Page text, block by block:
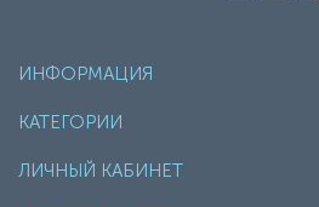
ИНФОРМАЦИЯ
КАТЕГОРИИ
ЛИЧНЫЙ КАБИНЕТ